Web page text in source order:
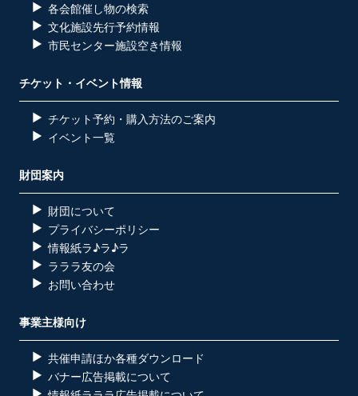
各会館催し物の検索
文化施設先行予約情報
市民センター施設空き情報
チケット・イベント情報
チケット予約・購入方法のご案内
イベント一覧
財団案内
財団について
プライバシーポリシー
情報紙ラ♪ラ♪ラ
ラララ友の会
お問い合わせ
事業主様向け
共催申請ほか各種ダウンロード
バナー広告掲載について